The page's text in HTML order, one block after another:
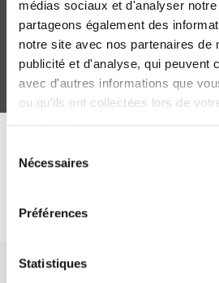
médias sociaux et d'analyser
partageons également des
notre site avec nos partenaires de
publicité et d'analyse, qui peuvent
avec d'autres informations que
ou qu'ils ont collectées lors de
Nécessaires
Préférences
Statistiques
DISCOVER OUR